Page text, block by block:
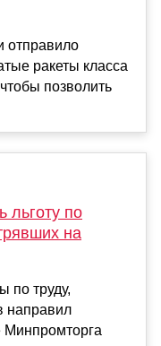
отправило
ракеты класса
позволить
льготу по
на
по труду,
направил
Минпромторга